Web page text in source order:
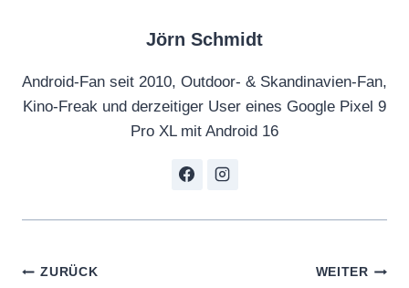
Jörn Schmidt
Android-Fan seit 2010, Outdoor- & Skandinavien-Fan,
Kino-Freak und derzeitiger User eines Google Pixel 9
Pro XL mit Android 16
Beitragsnavigation
ZURÜCK WEITER